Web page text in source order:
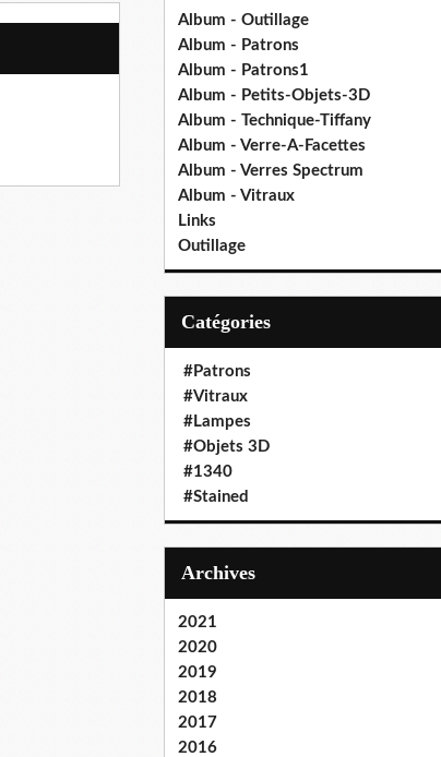
Album - Outillage
Album - Patrons
Album - Patrons1
Album - Petits-Objets-3D
Album - Technique-Tiffany
Album - Verre-A-Facettes
Album - Verres Spectrum
Album - Vitraux
Links
Outillage
Catégories
#Patrons
#Vitraux
#Lampes
#Objets 3D
#1340
#Stained
Archives
2021
2020
2019
2018
2017
2016